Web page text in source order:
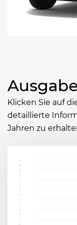
Klicken Sie auf
detaillierte
Jahren zu